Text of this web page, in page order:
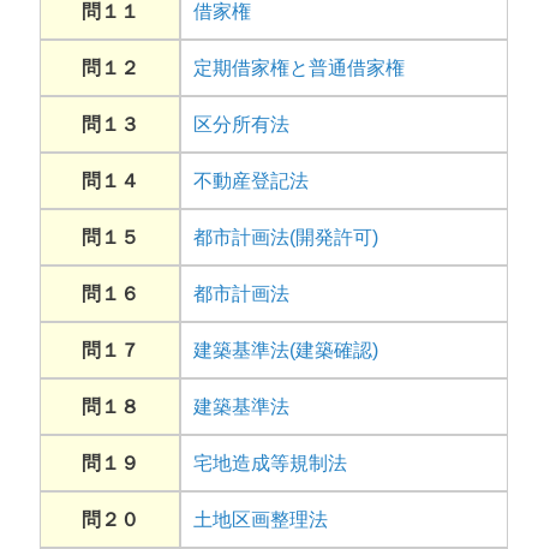
問１１ 借家権
問１２ 定期借家権と普通借家権
問１３ 区分所有法
問１４ 不動産登記法
問１５ 都市計画法(開発許可)
問１６ 都市計画法
問１７ 建築基準法(建築確認)
問１８ 建築基準法
問１９ 宅地造成等規制法
問２０ 土地区画整理法